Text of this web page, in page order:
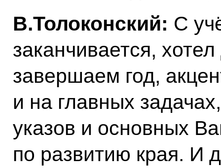
В.Толоконский: С
заканчивается,
завершаем год,
и на главных
указов и основных
по развитию края. И